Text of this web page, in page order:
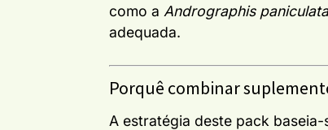
como aAndrographis
adequada.
Porquê combinar
A estratégia deste pack